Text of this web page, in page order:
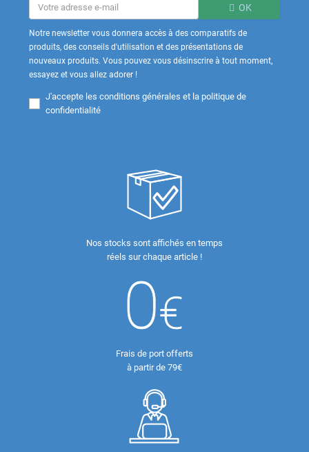
OK
Notre newsletter vous donnera accès à des comparatifs de
produits, des conseils d'utilisation et des présentations de
nouveaux produits. Vous pouvez vous désinscrire à tout moment,
essayez et vous allez adorer !
J'accepte les conditions générales et la politique de
confidentialité
Nos stocks sont affichés en temps
réels sur chaque article !
Frais de port offerts
à partir de 79€